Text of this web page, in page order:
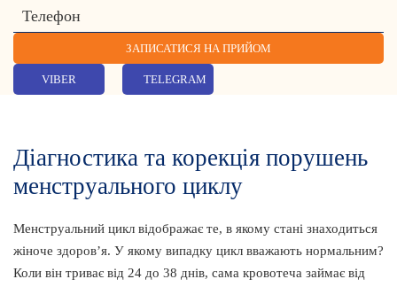
VIBER TELEGRAM
Діагностика та корекція порушень
менструального циклу
Менструальний цикл відображає те, в якому стані знаходиться
жіноче здоров’я. У якому випадку цикл вважають нормальним?
Коли він триває від 24 до 38 днів, сама кровотеча займає від